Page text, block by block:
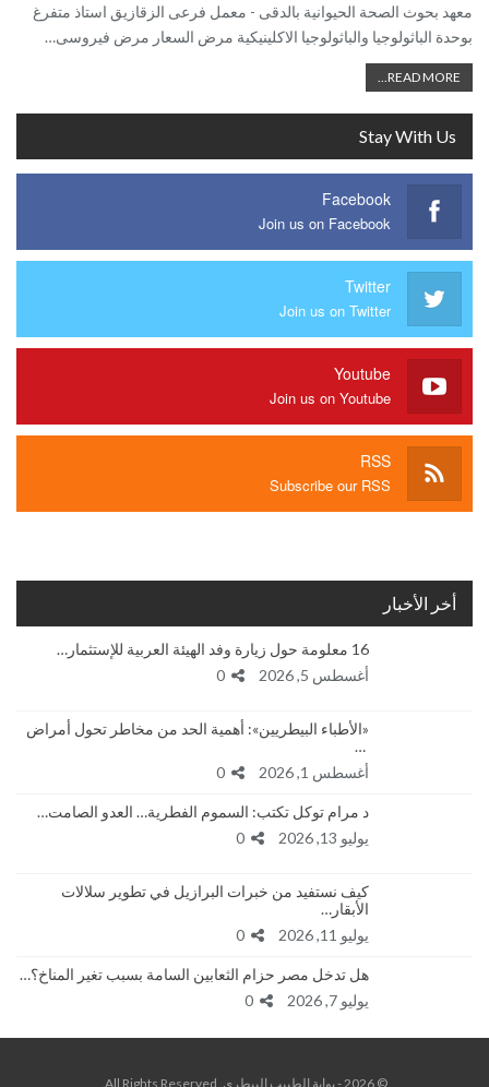
معهد بحوث الصحة الحيوانية بالدقى - معمل فرعى الزقازيق استاذ متفرغ
بوحدة الباثولوجيا والباثولوجيا الاكلينيكية مرض السعار مرض فيروسى…
READ MORE...
Stay With Us
Facebook
Join us on Facebook
Twitter
Join us on Twitter
Youtube
Join us on Youtube
RSS
Subscribe our RSS
أخر الأخبار
16 معلومة حول زيارة وفد الهيئة العربية للإستثمار…
أغسطس 5, 2026
«الأطباء البيطريين»: أهمية الحد من مخاطر تحول أمراض
…
أغسطس 1, 2026
د مرام توكل تكتب: السموم الفطرية… العدو الصامت…
يوليو 13, 2026
كيف نستفيد من خبرات البرازيل في تطوير سلالات
الأبقار…
يوليو 11, 2026
هل تدخل مصر حزام الثعابين السامة بسبب تغير المناخ؟…
يوليو 7, 2026
© 2026 - بوابة الطبيب البيطري. All Rights Reserved.